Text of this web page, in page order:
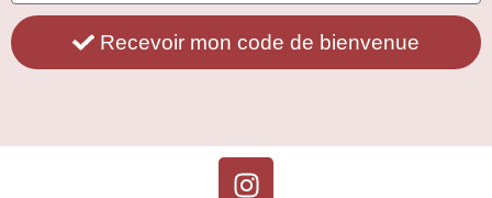
Recevoir mon code de bienvenue